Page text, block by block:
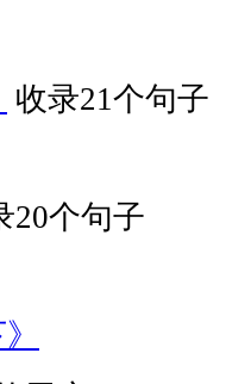
收录21个句子
20个句子